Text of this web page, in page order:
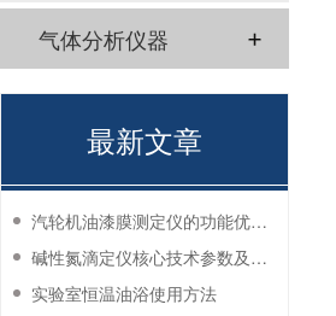
气体分析仪器
最新文章
汽轮机油漆膜测定仪的功能优势有哪些？
碱性氮滴定仪核心技术参数及应用说明
实验室恒温油浴使用方法